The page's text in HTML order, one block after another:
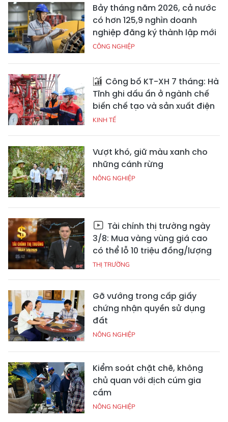
Bảy tháng năm 2026, cả nước
có hơn 125,9 nghìn doanh
nghiệp đăng ký thành lập mới
CÔNG NGHIỆP
Công bố KT-XH 7 tháng: Hà
Tĩnh ghi dấu ấn ở ngành chế
biến chế tạo và sản xuất điện
KINH TẾ
Vượt khó, giữ màu xanh cho
những cánh rừng
NÔNG NGHIỆP
Tài chính thị trường ngày
3/8: Mua vàng vùng giá cao
có thể lỗ 10 triệu đồng/lượng
THỊ TRƯỜNG
Gỡ vướng trong cấp giấy
chứng nhận quyền sử dụng
đất
NÔNG NGHIỆP
Kiểm soát chặt chẽ, không
chủ quan với dịch cúm gia
cầm
NÔNG NGHIỆP